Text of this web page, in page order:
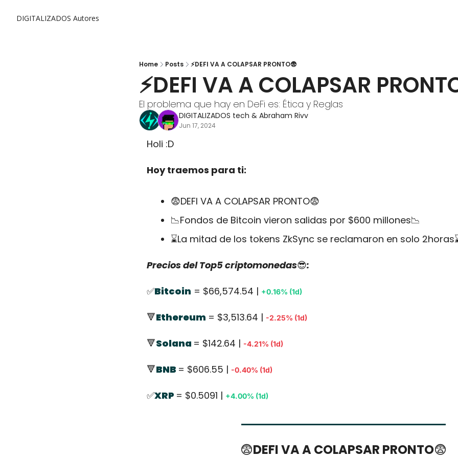
DIGITALIZADOS Autores
Home Posts ⚡DEFI VA A COLAPSAR PRONTO😨
⚡DEFI VA A COLAPSAR
El problema que hay en DeFi es: Ética y Reglas
DIGITALIZADOS tech & Abraham Rivv
Jun 17, 2024
Holi :D
Hoy traemos para ti:
😨DEFI VA A COLAPSAR PRONTO😨
📉Fondos de Bitcoin vieron salidas por $600 millones📉
⌛La mitad de los tokens ZkSync se reclamaron en solo
Precios del Top5 criptomonedas😎:
✅Bitcoin = $66,574.54 | +0.16% (1d)
🔻Ethereum = $3,513.64 | -2.25% (1d)
🔻Solana = $142.64 | -4.21% (1d)
🔻BNB = $606.55 | -0.40% (1d)
✅XRP = $0.5091 | +4.00% (1d)
😨DEFI VA A COLAPSAR PRONTO😨